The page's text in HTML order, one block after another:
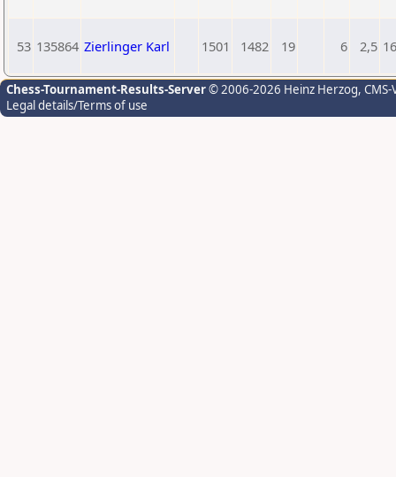
53 135864 Zierlinger Karl 1501 1482 19 6 2,5
Chess-Tournament-Results-Server© 2006-2026 Heinz Herzog,
Legal details/Terms of use